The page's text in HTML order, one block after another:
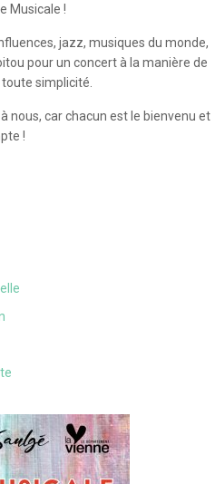
Musicale !
jazz, musiques du monde,
pour un concert à la manière de
simplicité.
nous, car chacun est le bienvenu et
!